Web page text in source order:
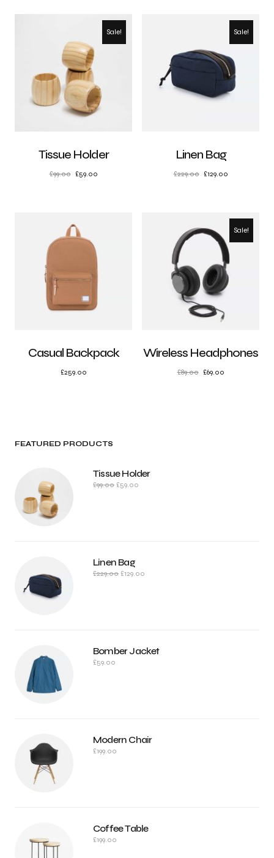
Sale!
Tissue Holder
£99.00 £59.00
Sale!
Linen Bag
£229.00 £129.00
Casual Backpack
£259.00
Sale!
Wireless Headphones
£89.00 £69.00
FEATURED PRODUCTS
Tissue Holder
£99.00 £59.00
Linen Bag
£229.00 £129.00
Bomber Jacket
£59.00
Modern Chair
£199.00
Coffee Table
£199.00